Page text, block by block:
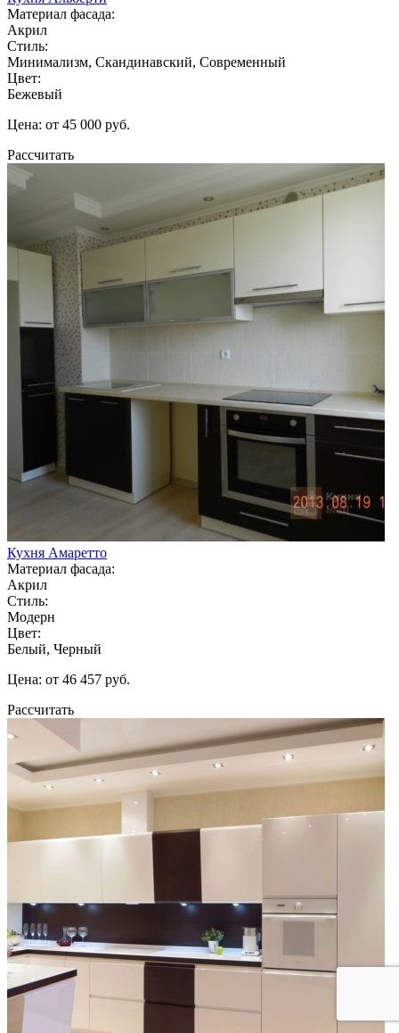
Материал фасада:
Акрил
Стиль:
Минимализм, Скандинавский, Современный
Цвет:
Бежевый
Цена: от 45 000 руб.
Рассчитать
Кухня Амаретто
Материал фасада:
Акрил
Стиль:
Модерн
Цвет:
Белый, Черный
Цена: от 46 457 руб.
Рассчитать